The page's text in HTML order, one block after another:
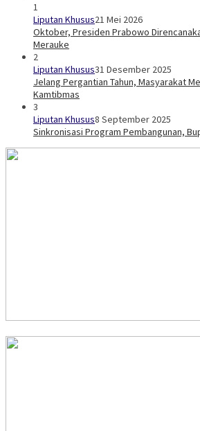
1
Liputan Khusus21 Mei 2026
Oktober, Presiden Prabowo
Merauke
2
Liputan Khusus31 Desember 2025
Jelang Pergantian Tahun, Masyarakat
Kamtibmas
3
Liputan Khusus8 September 2025
Sinkronisasi Program Pembangunan,